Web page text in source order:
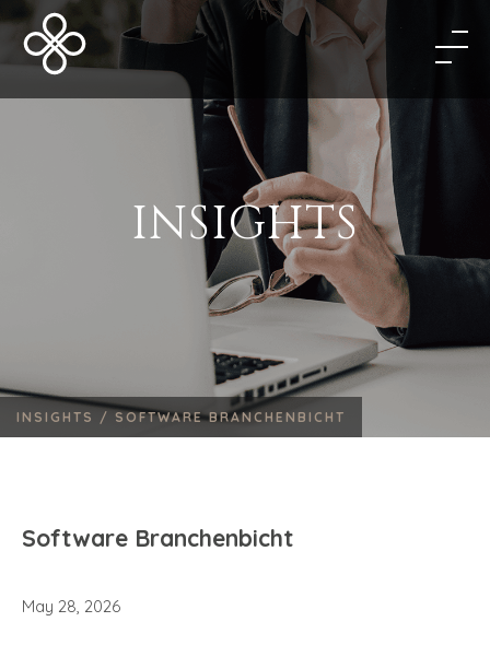
INSIGHTS
INSIGHTS / SOFTWARE BRANCHENBICHT
Software Branchenbicht
May 28, 2026